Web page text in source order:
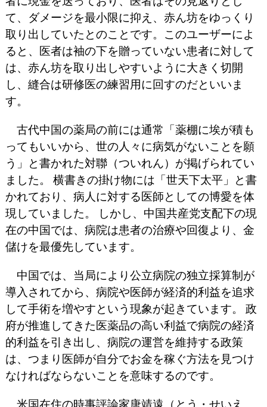
て、ダメージを最小限に抑え、赤ん坊をゆっくり
取り出していたとのことです。このユーザーによ
ると、医者は袖の下を贈っていない患者に対して
は、赤ん坊を取り出しやすいように大きく切開
し、縫合は研修医の練習用に回すのだといいま
す。
古代中国の薬局の前には通常「薬棚に埃が積も
ってもいいから、世の人々に病気がないことを願
う」と書かれた対聯（ついれん）が掲げられてい
ました。 横書きの掛け物には「世天下太平」と書
かれており、病人に対する医師としての博愛を体
現していました。 しかし、中国共産党支配下の現
在の中国では、病院は患者の治療や回復より、金
儲けを最優先しています。
中国では、当局により公立病院の独立採算制が
導入されてから、病院や医師が経済的利益を追求
して手術を増やすという現象が起きています。 政
府が推進してきた医薬品の高い利益で病院の経済
的利益を引き出し、病院の運営を維持する政策
は、つまり医師が自分でお金を稼ぐ方法を見つけ
なければならないことを意味するのです。